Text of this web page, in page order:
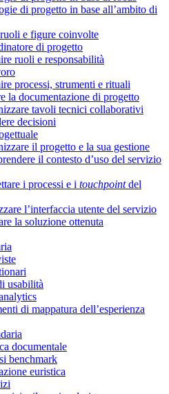
di progetto in base all’ambito di
e figure coinvolte
di progetto
ruoli e responsabilità
processi, strumenti e rituali
la documentazione di progetto
tavoli tecnici collaborativi
decisioni
il progetto e la sua gestione
il contesto d’uso del servizio
i processi e i touchpointdel
l’interfaccia utente del servizio
la soluzione ottenuta
usabilità
di mappatura dell’esperienza
documentale
benchmark
euristica